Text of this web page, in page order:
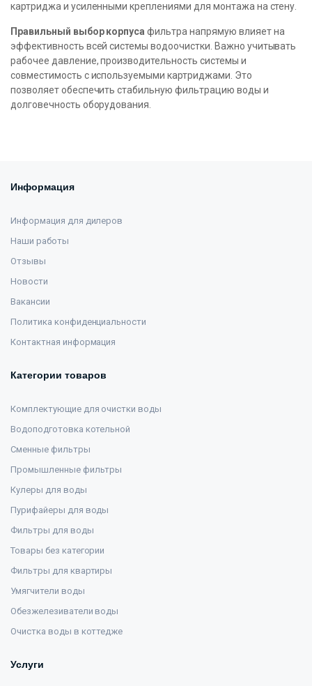
картриджа и усиленными креплениями для монтажа на стену.
Правильный выбор корпуса фильтра напрямую влияет на
эффективность всей системы водоочистки. Важно учитывать
рабочее давление, производительность системы и
совместимость с используемыми картриджами. Это
позволяет обеспечить стабильную фильтрацию воды и
долговечность оборудования.
Информация
Информация для дилеров
Наши работы
Отзывы
Новости
Вакансии
Политика конфиденциальности
Контактная информация
Категории товаров
Комплектующие для очистки воды
Водоподготовка котельной
Сменные фильтры
Промышленные фильтры
Кулеры для воды
Пурифайеры для воды
Фильтры для воды
Товары без категории
Фильтры для квартиры
Умягчители воды
Обезжелезиватели воды
Очистка воды в коттедже
Услуги